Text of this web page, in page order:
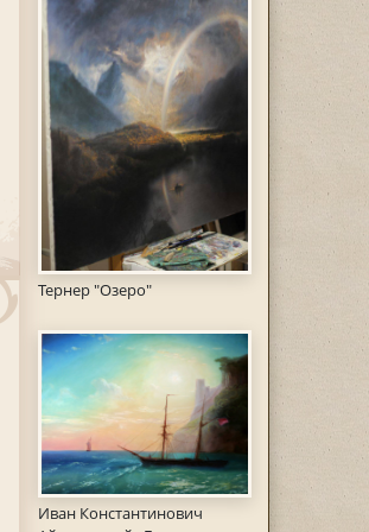
Тернер "Озеро"
Иван Константинович